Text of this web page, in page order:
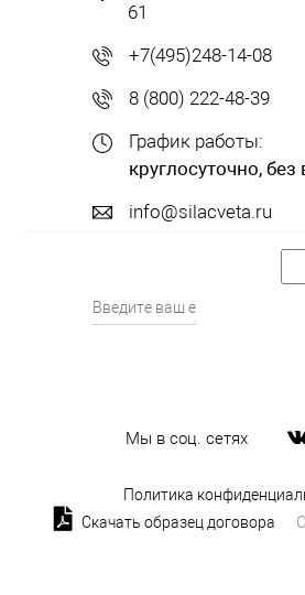
61
+7(495)248-14-08
8 (800) 222-48-39
График работы:
круглосуточно,
info@silacveta.ru
Мы в соц. сетях
Политика
Скачать образец договора